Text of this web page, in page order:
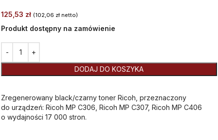
125,53 zł (102,06 zł netto)
Produkt dostępny na zamówienie
DODAJ DO KOSZYKA
Zregenerowany black/czarny toner Ricoh, przeznaczony
do urządzeń: Ricoh MP C306, Ricoh MP C307, Ricoh MP C406
o wydajności 17 000 stron.